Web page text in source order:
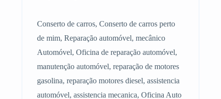
Conserto de carros, Conserto de carros perto
de mim, Reparação automóvel, mecânico
Automóvel, Oficina de reparação automóvel,
manutenção automóvel, reparação de motores
gasolina, reparação motores diesel, assistencia
automóvel, assistencia mecanica, Oficina Auto